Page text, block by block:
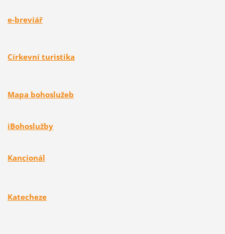
e-breviář
Církevní turistika
Mapa bohoslužeb
iBohoslužby
Kancionál
Katecheze